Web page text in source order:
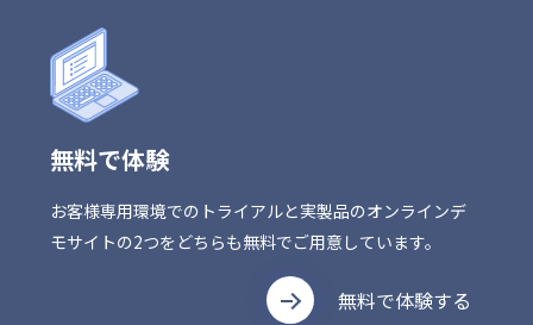
無料で体験
お客様専用環境でのトライアルと実製品のオンラインデ
モサイトの2つをどちらも無料でご用意しています。
無料で体験する